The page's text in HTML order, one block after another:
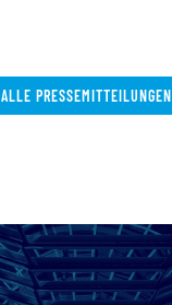
ALLE PRESSEMITTEILUNGEN